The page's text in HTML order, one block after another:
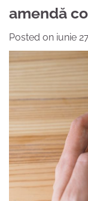
amendă
Posted on iunie